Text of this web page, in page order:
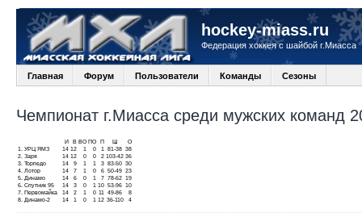
hockey-miass.ru
Федерация хоккея с шайбой г.Миасса
Главная Форум Пользователи Команды Сезоны
Чемпионат г.Миасса среди мужских команд
И В ВО ПО П
О
1.
УРЦ ЯМЗ 14 12 1 0 1 81-38 38
2. Заря 14 12 0 0 2 103-42 36
3. Торпедо 14 9 1 1 3 83-50 30
4. Лотор 14 7 1 0 6 50-49 23
5.
Динамо 14 6 0 1 7 78-62 19
6. Спутник 95 14 3 0 1 10 53-96 10
7.
Первомайка 14 2 1 0 11 49-86
8
8.
Динамо-2 14 1 0 1 12 36-110 4